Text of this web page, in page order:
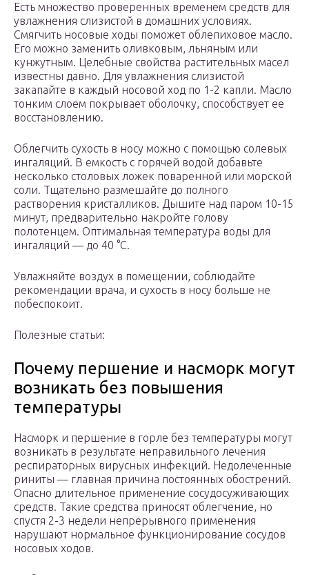
Есть множество проверенных временем средств для
увлажнения слизистой в домашних условиях.
Смягчить носовые ходы поможет облепиховое масло.
Его можно заменить оливковым, льняным или
кунжутным. Целебные свойства растительных масел
известны давно. Для увлажнения слизистой
закапайте в каждый носовой ход по 1-2 капли. Масло
тонким слоем покрывает оболочку, способствует ее
восстановлению.
Облегчить сухость в носу можно с помощью солевых
ингаляций. В емкость с горячей водой добавьте
несколько столовых ложек поваренной или морской
соли. Тщательно размешайте до полного
растворения кристалликов. Дышите над паром 10-15
минут, предварительно накройте голову
полотенцем. Оптимальная температура воды для
ингаляций — до 40 °C.
Увлажняйте воздух в помещении, соблюдайте
рекомендации врача, и сухость в носу больше не
побеспокоит.
Полезные статьи:
Почему першение и насморк могут
возникать без повышения
температуры
Насморк и першение в горле без температуры могут
возникать в результате неправильного лечения
респираторных вирусных инфекций. Недолеченные
риниты — главная причина постоянных обострений.
Опасно длительное применение сосудосуживающих
средств. Такие средства приносят облегчение, но
спустя 2-3 недели непрерывного применения
нарушают нормальное функционирование сосудов
носовых ходов.